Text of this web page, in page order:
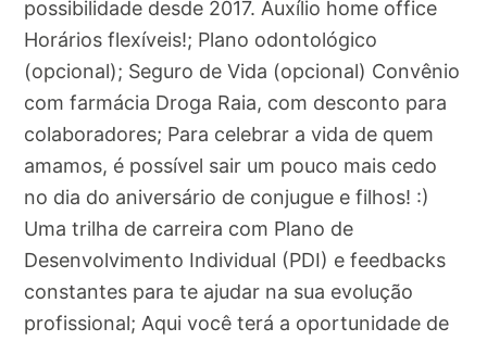
possibilidade desde 2017. Auxílio home office
Horários flexíveis!; Plano odontológico
(opcional); Seguro de Vida (opcional) Convênio
com farmácia Droga Raia, com desconto para
colaboradores; Para celebrar a vida de quem
amamos, é possível sair um pouco mais cedo
no dia do aniversário de conjugue e filhos! :)
Uma trilha de carreira com Plano de
Desenvolvimento Individual (PDI) e feedbacks
constantes para te ajudar na sua evolução
profissional; Aqui você terá a oportunidade de